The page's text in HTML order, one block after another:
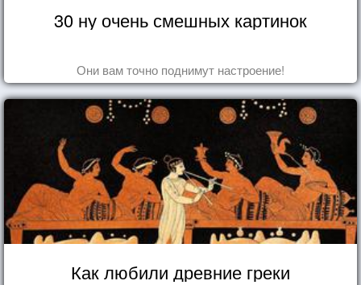
30 ну очень смешных картинок
Они вам точно поднимут настроение!
Как любили древние греки